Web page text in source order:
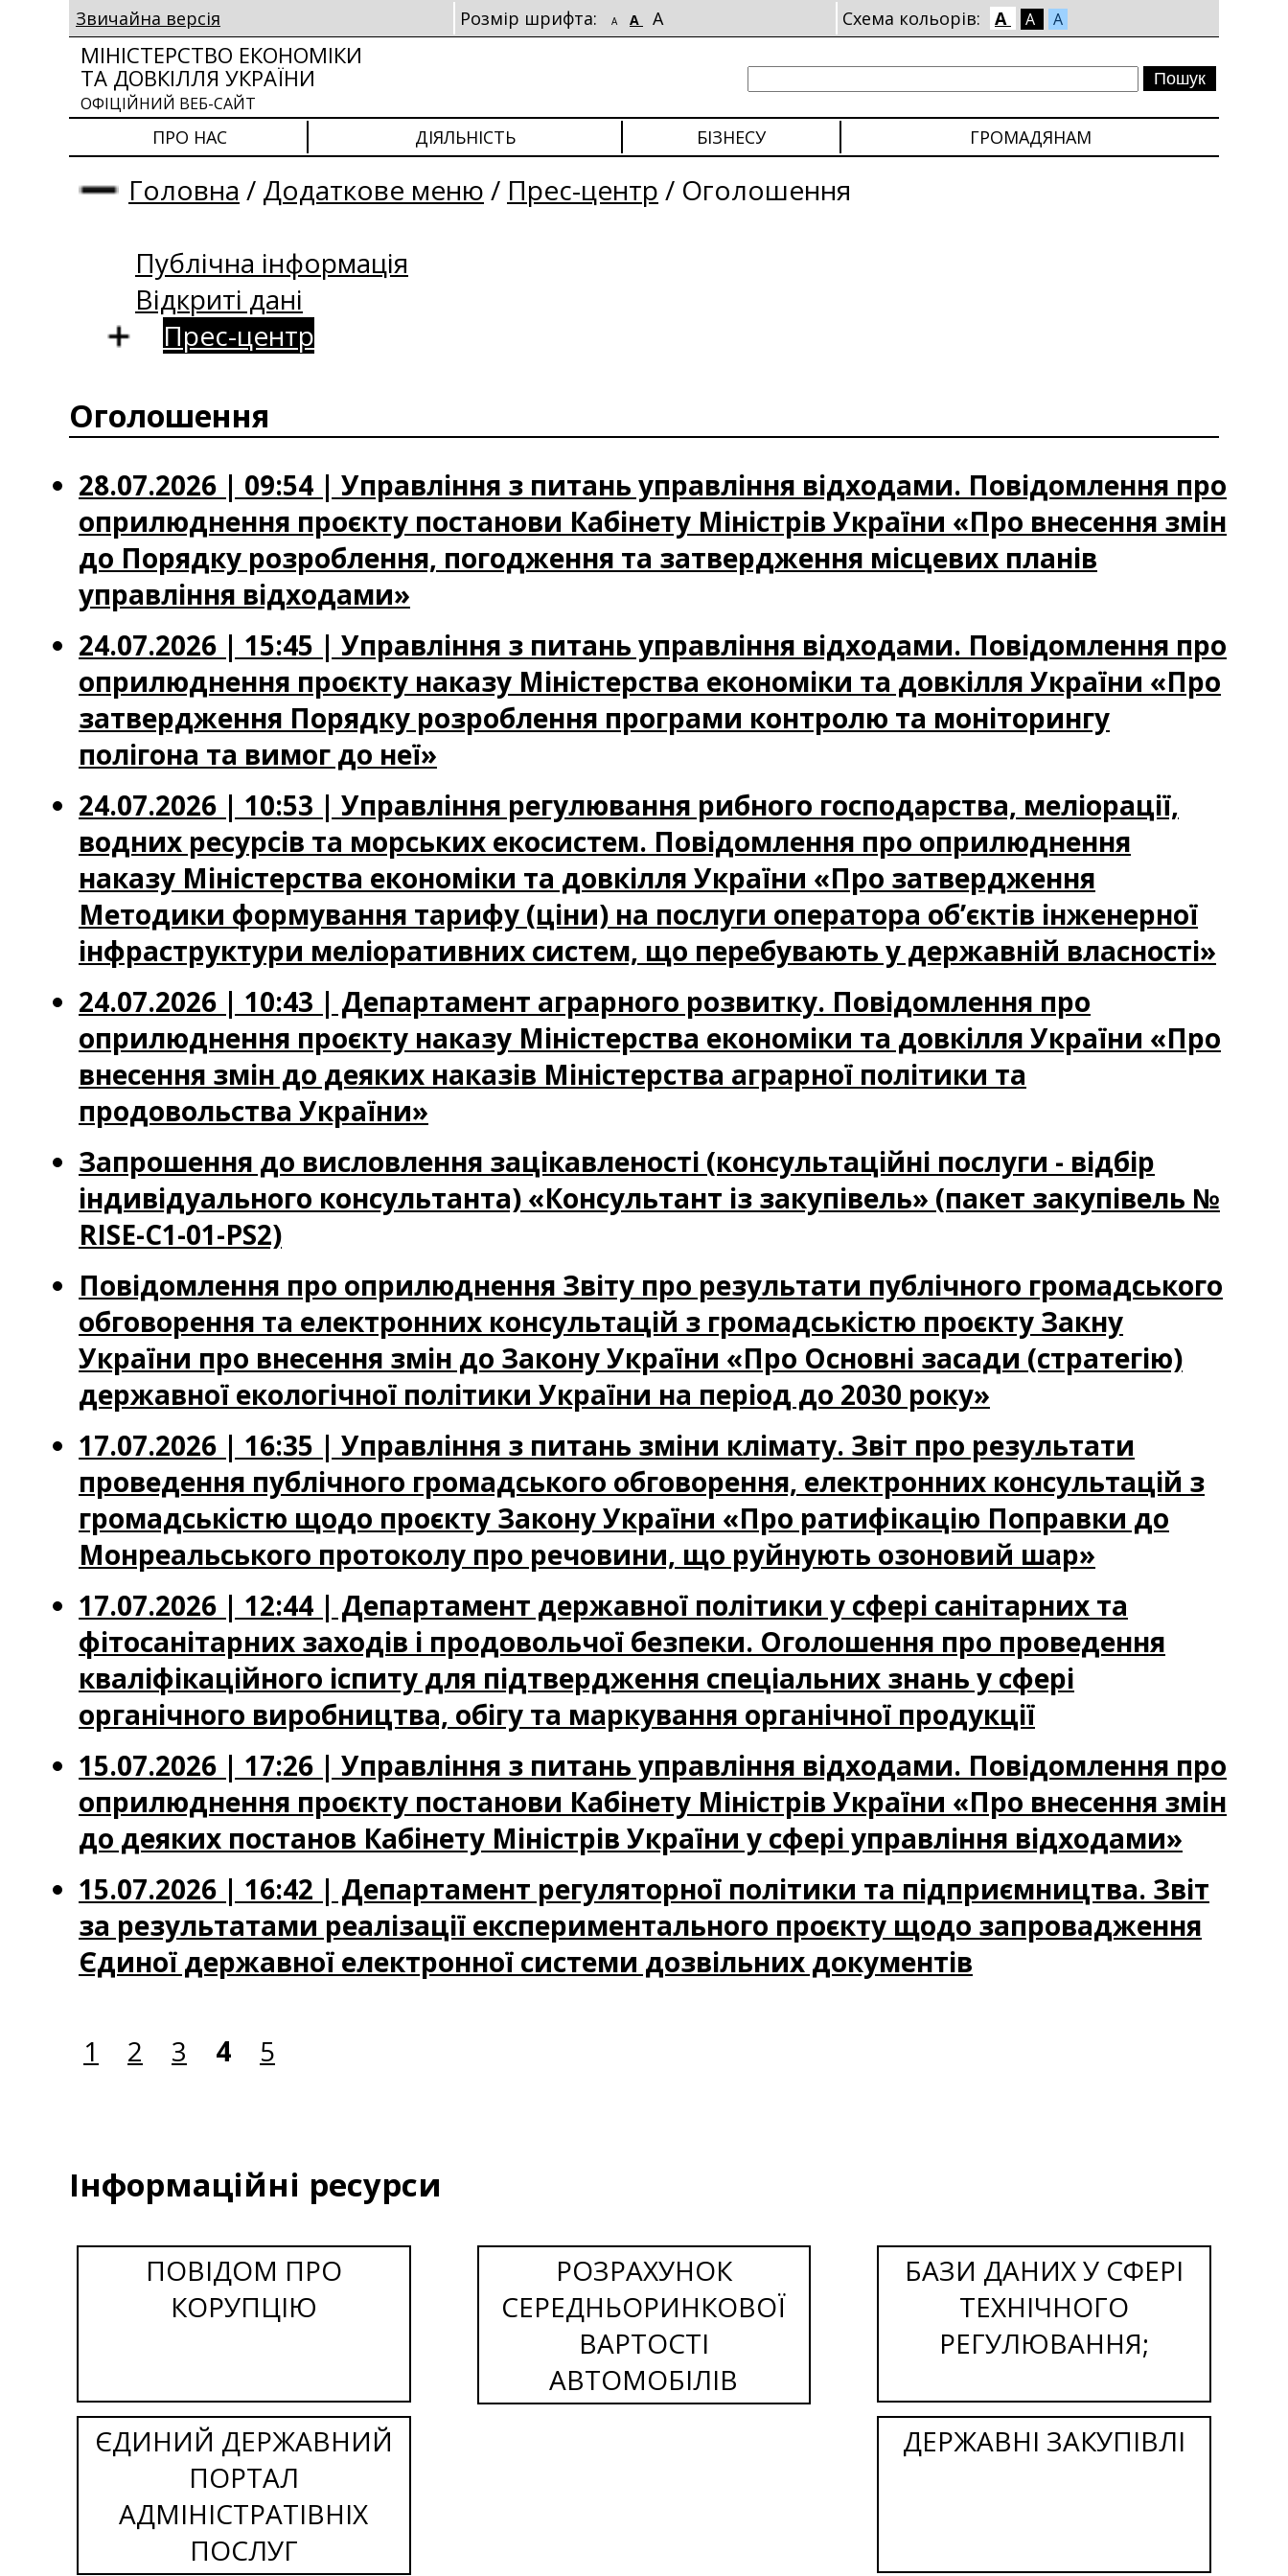
Звичайна версія Розмір шрифта: A A A Схема кольорів: A A A
МІНІСТЕРСТВО ЕКОНОМІКИ
ТА ДОВКІЛЛЯ УКРАЇНИ
ОФІЦІЙНИЙ ВЕБ-САЙТ
ПРО НАС ДІЯЛЬНІСТЬ БІЗНЕСУ ГРОМАДЯНАМ
Головна / Додаткове меню / Прес-центр / Оголошення
Публічна інформація
Відкриті дані
Прес-центр
Оголошення
28.07.2026 | 09:54 | Управління з питань управління відходами. Повідомлення про
оприлюднення проєкту постанови Кабінету Міністрів України «Про внесення змін
до Порядку розроблення, погодження та затвердження місцевих планів
управління відходами»
24.07.2026 | 15:45 | Управління з питань управління відходами. Повідомлення про
оприлюднення проєкту наказу Міністерства економіки та довкілля України «Про
затвердження Порядку розроблення програми контролю та моніторингу
полігона та вимог до неї»
24.07.2026 | 10:53 | Управління регулювання рибного господарства, меліорації,
водних ресурсів та морських екосистем. Повідомлення про оприлюднення
наказу Міністерства економіки та довкілля України «Про затвердження
Методики формування тарифу (ціни) на послуги оператора об’єктів інженерної
інфраструктури меліоративних систем, що перебувають у державній власності»
24.07.2026 | 10:43 | Департамент аграрного розвитку. Повідомлення про
оприлюднення проєкту наказу Міністерства економіки та довкілля України «Про
внесення змін до деяких наказів Міністерства аграрної політики та
продовольства України»
Запрошення до виcловлення зацікавленості (консультаційні послуги - відбір
індивідуального консультанта) «Консультант із закупівель» (пакет закупівель №
RISE-C1-01-PS2)
Повідомлення про оприлюднення Звіту про результати публічного громадського
обговорення та електронних консультацій з громадськістю проєкту Закну
України про внесення змін до Закону України «Про Основні засади (стратегію)
державної екологічної політики України на період до 2030 року»
17.07.2026 | 16:35 | Управління з питань зміни клімату. Звіт про результати
проведення публічного громадського обговорення, електронних консультацій з
громадськістю щодо проєкту Закону України «Про ратифікацію Поправки до
Монреальського протоколу про речовини, що руйнують озоновий шар»
17.07.2026 | 12:44 | Департамент державної політики у сфері санітарних та
фітосанітарних заходів і продовольчої безпеки. Оголошення про проведення
кваліфікаційного іспиту для підтвердження спеціальних знань у сфері
органічного виробництва, обігу та маркування органічної продукції
15.07.2026 | 17:26 | Управління з питань управління відходами. Повідомлення про
оприлюднення проєкту постанови Кабінету Міністрів України «Про внесення змін
до деяких постанов Кабінету Міністрів України у сфері управління відходами»
15.07.2026 | 16:42 | Департамент регуляторної політики та підприємництва. Звіт
за результатами реалізації експериментального проєкту щодо запровадження
Єдиної державної електронної системи дозвільних документів
1 2 3 4 5
Інформаційні ресурси
ПОВІДОМ ПРО
КОРУПЦІЮ
РОЗРАХУНОК
СЕРЕДНЬОРИНКОВОЇ
ВАРТОСТІ
АВТОМОБІЛІВ
БАЗИ ДАНИХ У СФЕРІ
ТЕХНІЧНОГО
РЕГУЛЮВАННЯ;
ЄДИНИЙ ДЕРЖАВНИЙ
ПОРТАЛ
АДМІНІСТРАТІВНІХ
ПОСЛУГ
ДЕРЖАВНІ ЗАКУПІВЛІ